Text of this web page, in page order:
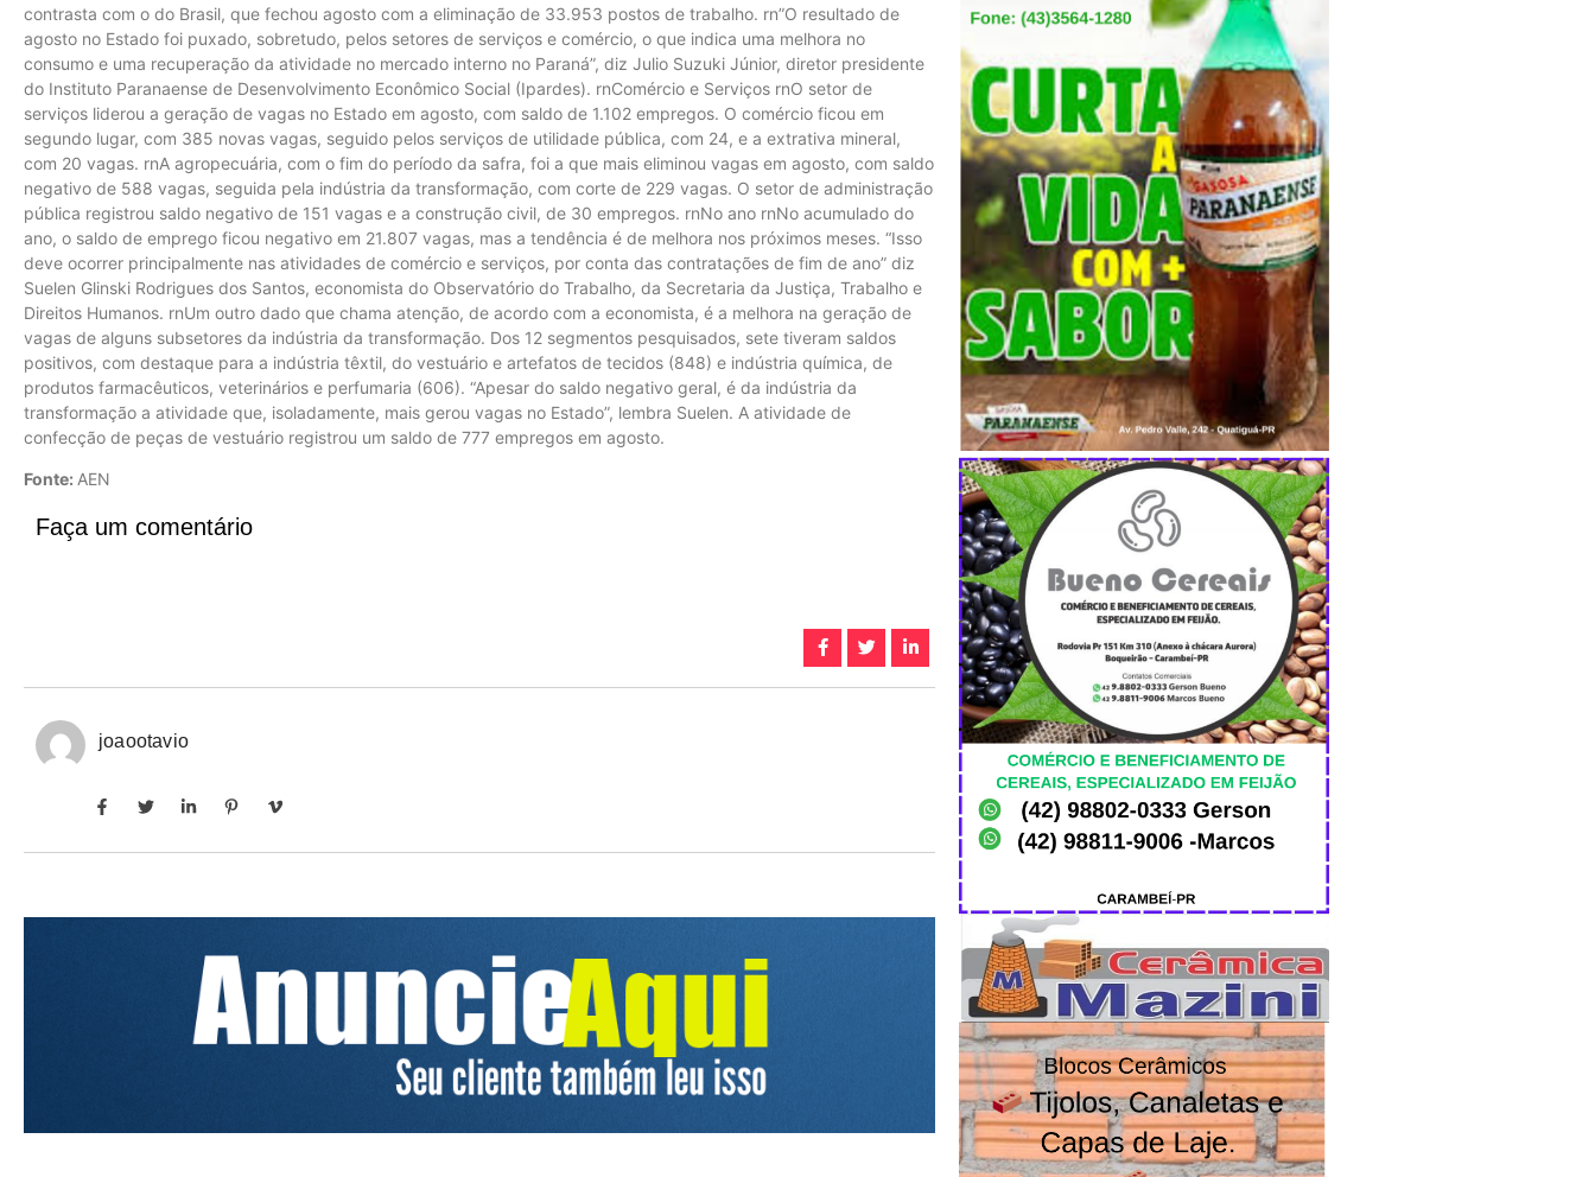
contrasta com o do Brasil, que fechou agosto com a eliminação de 33.953 postos de trabalho. rn”O resultado de
agosto no Estado foi puxado, sobretudo, pelos setores de serviços e comércio, o que indica uma melhora no
consumo e uma recuperação da atividade no mercado interno no Paraná”, diz Julio Suzuki Júnior, diretor presidente
do Instituto Paranaense de Desenvolvimento Econômico Social (Ipardes). rnComércio e Serviços rnO setor de
serviços liderou a geração de vagas no Estado em agosto, com saldo de 1.102 empregos. O comércio ficou em
segundo lugar, com 385 novas vagas, seguido pelos serviços de utilidade pública, com 24, e a extrativa mineral,
com 20 vagas. rnA agropecuária, com o fim do período da safra, foi a que mais eliminou vagas em agosto, com saldo
negativo de 588 vagas, seguida pela indústria da transformação, com corte de 229 vagas. O setor de administração
pública registrou saldo negativo de 151 vagas e a construção civil, de 30 empregos. rnNo ano rnNo acumulado do
ano, o saldo de emprego ficou negativo em 21.807 vagas, mas a tendência é de melhora nos próximos meses. “Isso
deve ocorrer principalmente nas atividades de comércio e serviços, por conta das contratações de fim de ano” diz
Suelen Glinski Rodrigues dos Santos, economista do Observatório do Trabalho, da Secretaria da Justiça, Trabalho e
Direitos Humanos. rnUm outro dado que chama atenção, de acordo com a economista, é a melhora na geração de
vagas de alguns subsetores da indústria da transformação. Dos 12 segmentos pesquisados, sete tiveram saldos
positivos, com destaque para a indústria têxtil, do vestuário e artefatos de tecidos (848) e indústria química, de
produtos farmacêuticos, veterinários e perfumaria (606). “Apesar do saldo negativo geral, é da indústria da
transformação a atividade que, isoladamente, mais gerou vagas no Estado”, lembra Suelen. A atividade de
confecção de peças de vestuário registrou um saldo de 777 empregos em agosto.
Fonte: AEN
Faça um comentário
joaootavio